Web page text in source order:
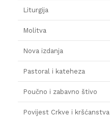
Liturgija
Molitva
Nova izdanja
Pastoral i kateheza
Poučno i zabavno štivo
Povijest Crkve i kršćanstva